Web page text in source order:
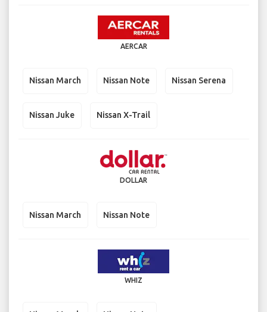
AERCAR
Nissan March Nissan Note Nissan Serena
Nissan Juke Nissan X-Trail
DOLLAR
Nissan March Nissan Note
WHIZ